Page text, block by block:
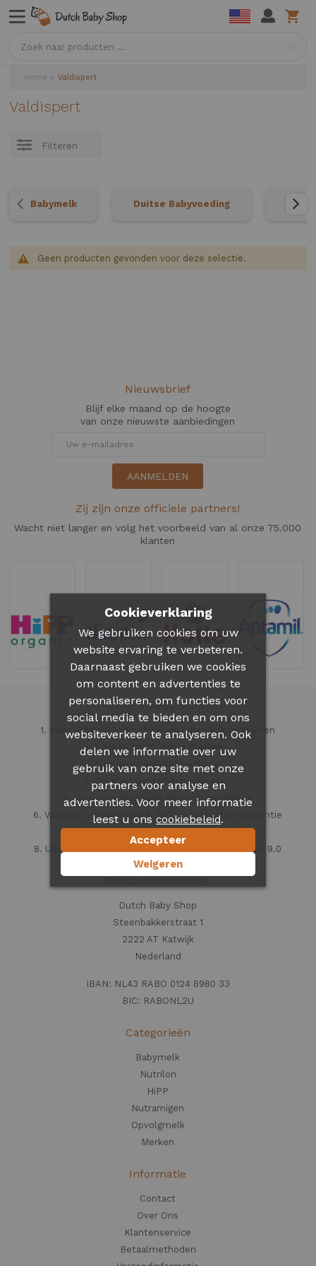
Home Valdispert
Valdispert
Filteren
Babymelk Duitse Babyvoeding
Geen producten gevonden voor deze selectie.
Nieuwsbrief
Blijf elke maand op de hoogte
van onze nieuwste aanbiedingen
AANMELDEN
Zij zijn onze officiele partners!
Wacht niet langer en volg het voorbeeld van al onze 75.000
klanten
Dutch Baby Shop
1. Maar liefst 300 verschillende babymelk producten
2. Meer dan 15 echte merken
3. Nergens anders goedkoper
4. De allerlaagste verzendkosten
5. Snel leverbaar waar dan ook ter wereld
6. Volledig verzekerd tot € 500 en 100% aflevergarantie
7. Veilig en vertrouwd
8. Uitstekende klantenservice beoordeeld met een 9.0
Contact informatie
Dutch Baby Shop
Steenbakkerstraat 1
2222 AT Katwijk
Nederland
IBAN: NL43 RABO 0124 8980 33
BIC: RABONL2U
Categorieën
Babymelk
Nutrilon
HiPP
Nutramigen
Opvolgmelk
Merken
Informatie
Contact
Over Ons
Klantenservice
Betaalmethoden
Cookieverklaring
We gebruiken cookies om uw
website ervaring te verbeteren.
Daarnaast gebruiken we cookies
om content en advertenties te
personaliseren, om functies voor
social media te bieden en om ons
websiteverkeer te analyseren. Ook
delen we informatie over uw
gebruik van onze site met onze
partners voor analyse en
advertenties. Voor meer informatie
leest u ons cookiebeleid.
Accepteer
Weigeren